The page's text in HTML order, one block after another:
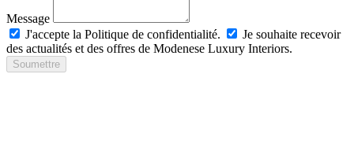
Message
J'accepte la Politique de confidentialité.
Je souhaite recevoir
des actualités et des offres de Modenese Luxury Interiors.
Soumettre